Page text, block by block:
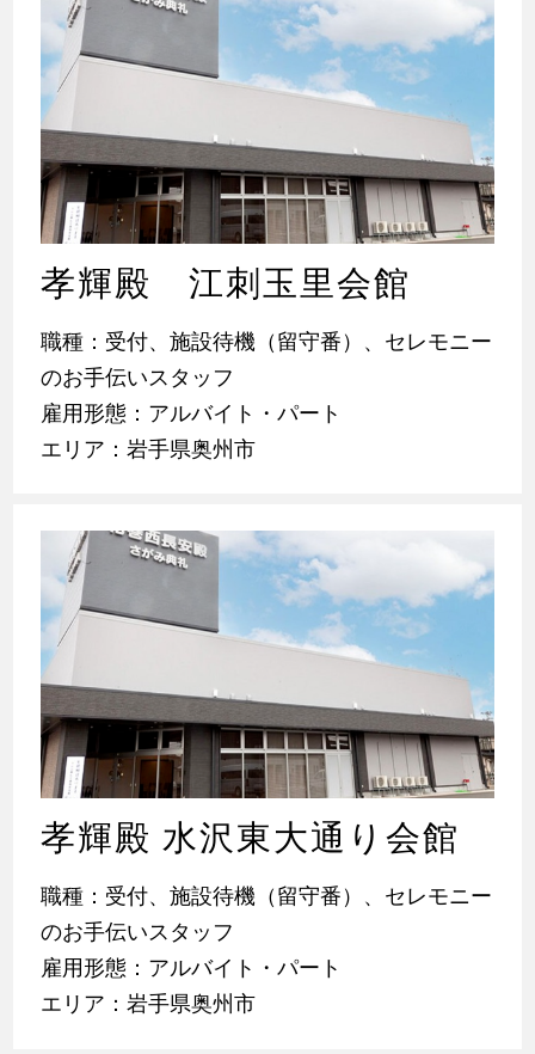
孝輝殿 江刺玉里会館
職種：受付、施設待機（留守番）、セレモニー
のお手伝いスタッフ
雇用形態：アルバイト・パート
エリア：岩手県奥州市
孝輝殿 水沢東大通り会館
職種：受付、施設待機（留守番）、セレモニー
のお手伝いスタッフ
雇用形態：アルバイト・パート
エリア：岩手県奥州市